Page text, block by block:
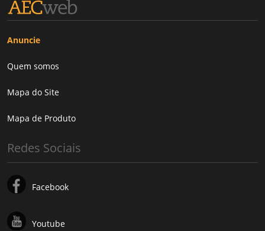
Anuncie
Quem somos
Mapa do Site
Mapa de Produto
Redes Sociais
Facebook
Youtube